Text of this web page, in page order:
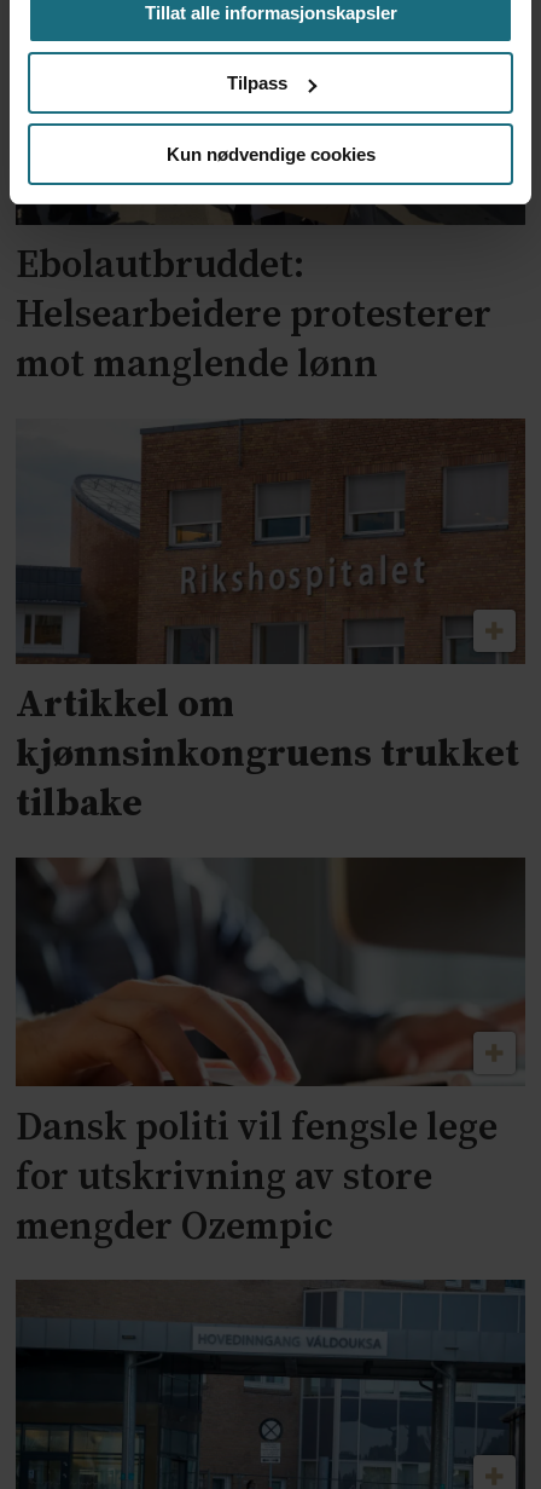
Tillat alle informasjonskapsler
Tilpass
Kun nødvendige cookies
Ebolautbruddet:
Helsearbeidere protesterer
mot manglende lønn
Artikkel om
kjønnsinkongruens trukket
tilbake
Dansk politi vil fengsle lege
for utskrivning av store
mengder Ozempic